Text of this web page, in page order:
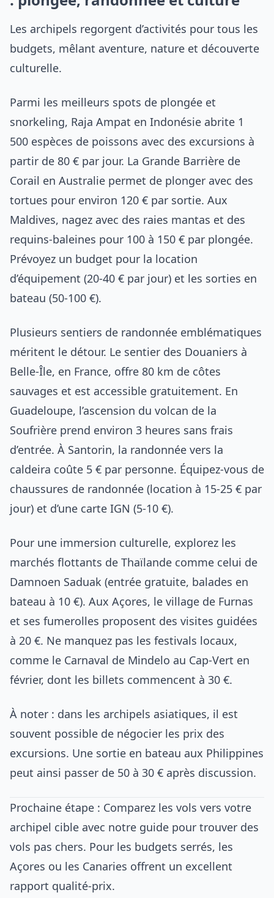
Les archipels regorgent d’activités pour tous les
budgets, mêlant aventure, nature et découverte
culturelle.
Parmi les meilleurs spots de plongée et
snorkeling, Raja Ampat en Indonésie abrite 1
500 espèces de poissons avec des excursions à
partir de 80 € par jour. La Grande Barrière de
Corail en Australie permet de plonger avec des
tortues pour environ 120 € par sortie. Aux
Maldives, nagez avec des raies mantas et des
requins-baleines pour 100 à 150 € par plongée.
Prévoyez un budget pour la location
d’équipement (20-40 € par jour) et les sorties en
bateau (50-100 €).
Plusieurs sentiers de randonnée emblématiques
méritent le détour. Le sentier des Douaniers à
Belle-Île, en France, offre 80 km de côtes
sauvages et est accessible gratuitement. En
Guadeloupe, l’ascension du volcan de la
Soufrière prend environ 3 heures sans frais
d’entrée. À Santorin, la randonnée vers la
caldeira coûte 5 € par personne. Équipez-vous de
chaussures de randonnée (location à 15-25 € par
jour) et d’une carte IGN (5-10 €).
Pour une immersion culturelle, explorez les
marchés flottants de Thaïlande comme celui de
Damnoen Saduak (entrée gratuite, balades en
bateau à 10 €). Aux Açores, le village de Furnas
et ses fumerolles proposent des visites guidées
à 20 €. Ne manquez pas les festivals locaux,
comme le Carnaval de Mindelo au Cap-Vert en
février, dont les billets commencent à 30 €.
À noter : dans les archipels asiatiques, il est
souvent possible de négocier les prix des
excursions. Une sortie en bateau aux Philippines
peut ainsi passer de 50 à 30 € après discussion.
Prochaine étape : Comparez les vols vers votre
archipel cible avec notre guide pour trouver des
vols pas chers. Pour les budgets serrés, les
Açores ou les Canaries offrent un excellent
rapport qualité-prix.